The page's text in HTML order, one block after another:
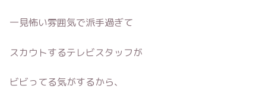
一見怖い雰囲気で派手過ぎて
スカウトするテレビスタッフが
ビビってる気がするから、